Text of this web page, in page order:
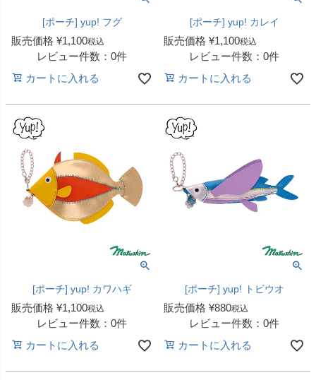
[ポーチ] yup! フグ
販売価格 ¥1,100税込
レビュー件数：0件
カートに入れる
[ポーチ] yup! カレイ
販売価格 ¥1,100税込
レビュー件数：0件
カートに入れる
[ポーチ] yup! カワハギ
販売価格 ¥1,100税込
レビュー件数：0件
カートに入れる
[ポーチ] yup! トビウオ
販売価格 ¥880税込
レビュー件数：0件
カートに入れる